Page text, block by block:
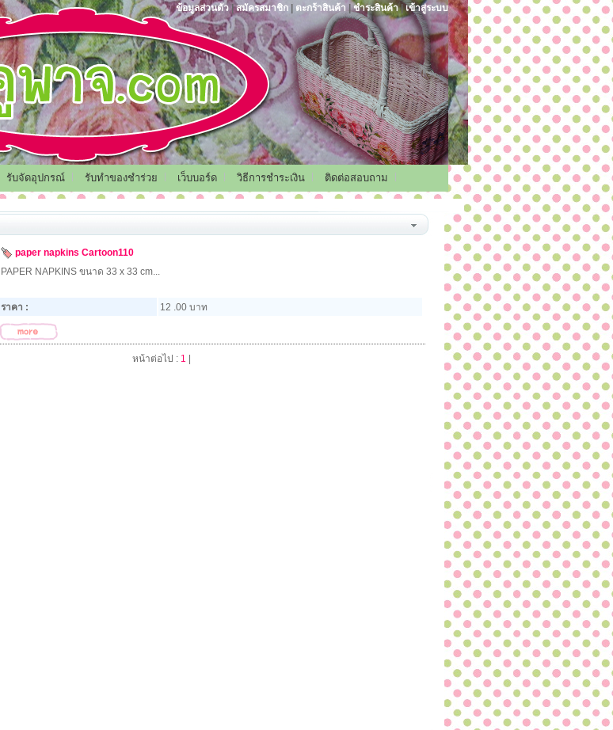
ข้อมูลส่วนตัว|สมัครสมาชิก ตะกร้าสินค้า |ชำระสินค้า|เข้าสู่ระบบ
รับจัดอุปกรณ์ รับทำของชำร่วย เว็บบอร์ด วิธีการชำระเงิน ติดต่อสอบถาม
paper napkins Cartoon110
PAPER NAPKINS ขนาด 33 x 33 cm...
ราคา : 12 .00 บาท
หน้าต่อไป : 1